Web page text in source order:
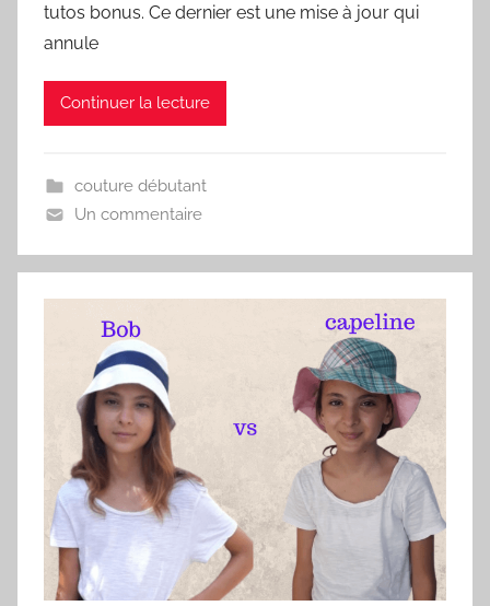
tutos bonus. Ce dernier est une mise à jour qui
annule
Continuer la lecture
couture débutant
Un commentaire